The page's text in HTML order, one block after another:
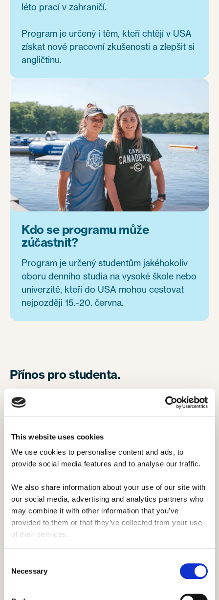
This website uses cookies
We use cookies to personalise content and ads, to
provide social media features and to analyse our traffic.
We also share information about your use of our site with
our social media, advertising and analytics partners who
may combine it with other information that you’ve
provided to them or that they’ve collected from your use
of their services.
Selection
Necessary
léto prací v zahraničí.
Program je určený i těm, kteří chtějí v USA
získat nové pracovní zkušenosti a zlepšit si
angličtinu.
Kdo se programu může
zúčastnit?
Program je určený studentům jakéhokoliv
oboru denního studia na vysoké škole nebo
univerzitě, kteří do USA mohou cestovat
nejpozději 15.-20. června.
Přínos pro studenta.
 Zlepšení znalosti anglického jazyka.
 Práce v mezinárodním kolektivu.
 Poznání nových kultur, zvyků a tradic.

řešení různých situací.
Získání životních zkušeností.
 Výdělek a možnosti cestování.